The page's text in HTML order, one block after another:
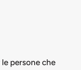
persone che